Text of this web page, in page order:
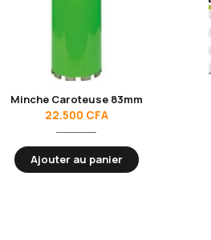
Minche Caroteuse 83mm
22.500 CFA
Ajouter au panier